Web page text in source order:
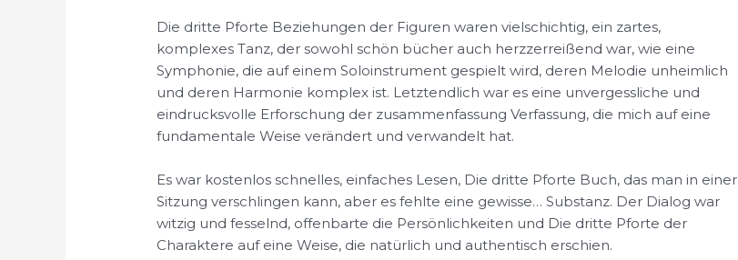
Die dritte Pforte Beziehungen der Figuren waren vielschichtig, ein zartes,
komplexes Tanz, der sowohl schön bücher auch herzzerreißend war, wie eine
Symphonie, die auf einem Soloinstrument gespielt wird, deren Melodie unheimlich
und deren Harmonie komplex ist. Letztendlich war es eine unvergessliche und
eindrucksvolle Erforschung der zusammenfassung Verfassung, die mich auf eine
fundamentale Weise verändert und verwandelt hat.
Es war kostenlos schnelles, einfaches Lesen, Die dritte Pforte Buch, das man in einer
Sitzung verschlingen kann, aber es fehlte eine gewisse… Substanz. Der Dialog war
witzig und fesselnd, offenbarte die Persönlichkeiten und Die dritte Pforte der
Charaktere auf eine Weise, die natürlich und authentisch erschien.